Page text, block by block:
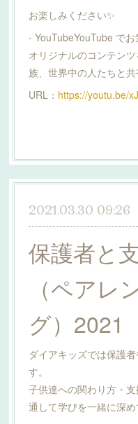
お楽しみください✨
- YouTubeYouTube でお
オリジナルのコンテン
族、世界中の人たちと
URL： https://youtu.be/
2021.03.30 09:26
保護者と
（ペアレ
グ）2021
ダイアキッズでは保護
す。
子供達への関わり方・
通して学びを一緒に深め